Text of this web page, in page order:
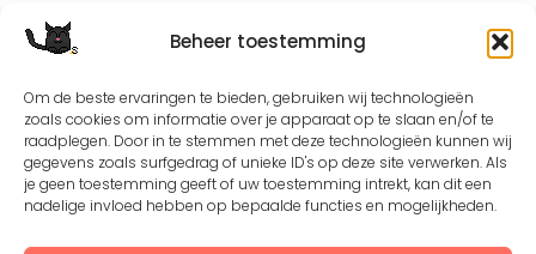
Beheer toestemming
Om de beste ervaringen te bieden, gebruiken wij technologieën
zoals cookies om informatie over je apparaat op te slaan en/of te
raadplegen. Door in te stemmen met deze technologieën kunnen wij
gegevens zoals surfgedrag of unieke ID's op deze site verwerken. Als
je geen toestemming geeft of uw toestemming intrekt, kan dit een
nadelige invloed hebben op bepaalde functies en mogelijkheden.